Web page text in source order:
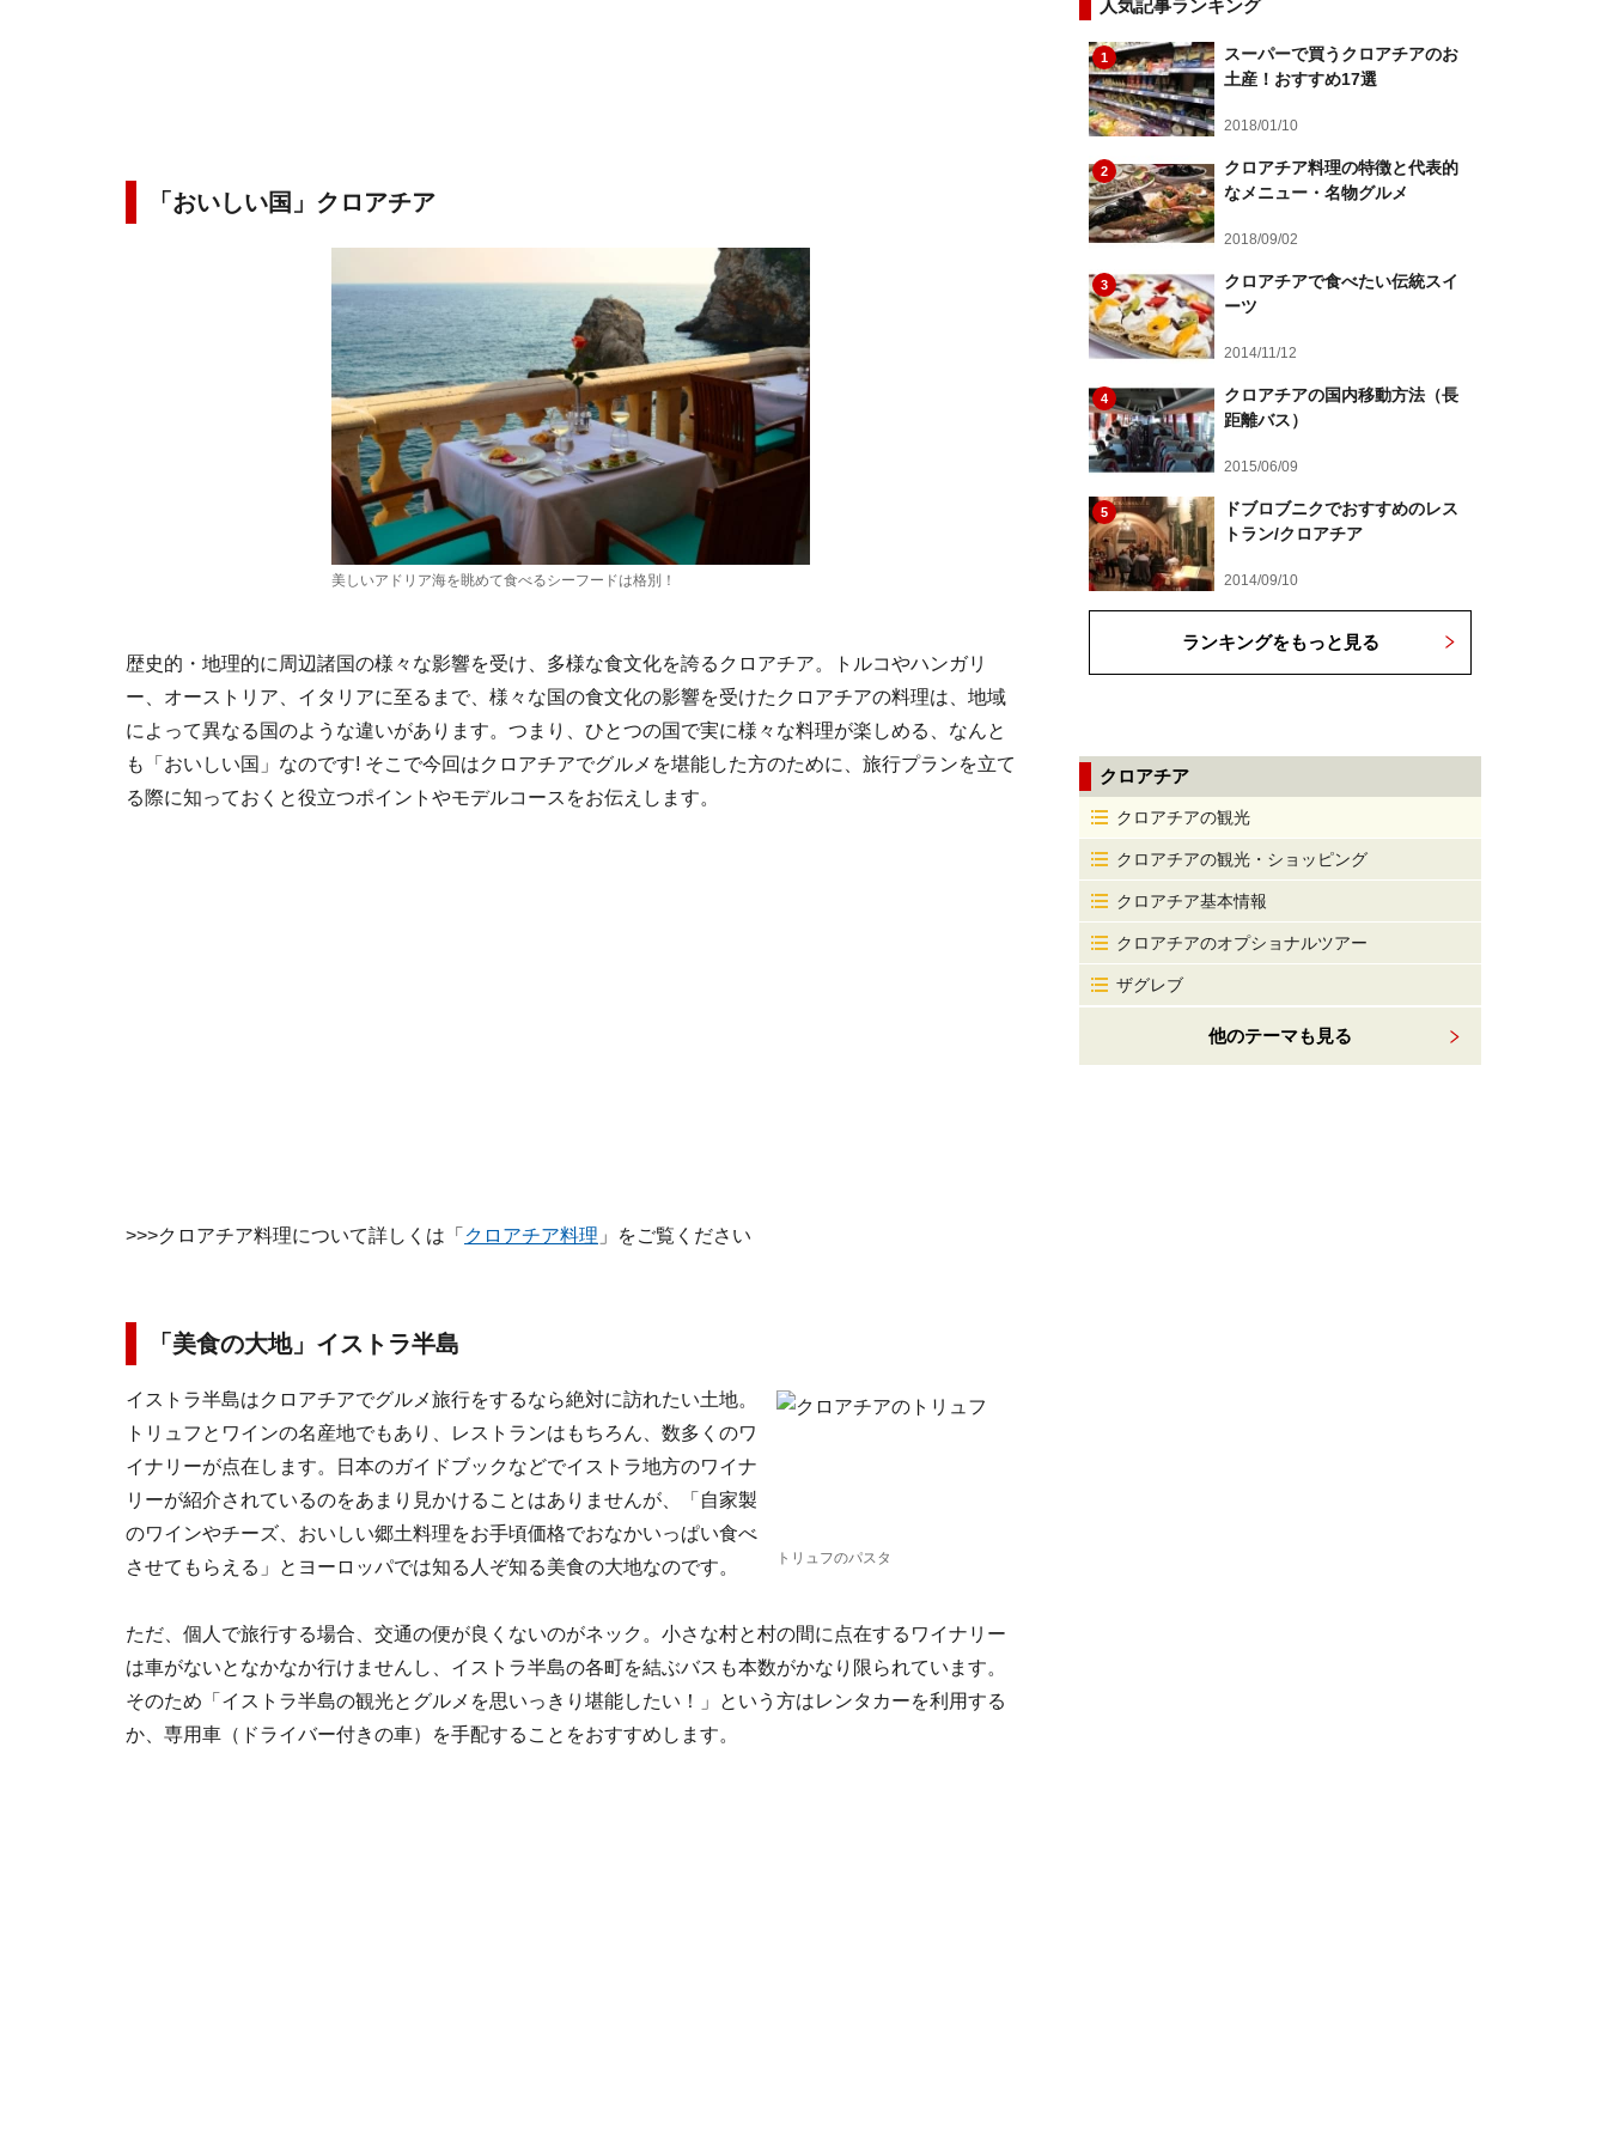
「おいしい国」クロアチア
美しいアドリア海を眺めて食べるシーフードは格別！
歴史的・地理的に周辺諸国の様々な影響を受け、多様な食文化を誇るクロアチア。トルコやハンガリ
ー、オーストリア、イタリアに至るまで、様々な国の食文化の影響を受けたクロアチアの料理は、地域
によって異なる国のような違いがあります。つまり、ひとつの国で実に様々な料理が楽しめる、なんと
も「おいしい国」なのです! そこで今回はクロアチアでグルメを堪能した方のために、旅行プランを立て
る際に知っておくと役立つポイントやモデルコースをお伝えします。
>>>クロアチア料理について詳しくは「 クロアチア料理 」をご覧ください
「美食の大地」イストラ半島
トリュフのパスタ
イストラ半島はクロアチアでグルメ旅行をするなら絶対に訪れたい土地。
トリュフとワインの名産地でもあり、レストランはもちろん、数多くのワ
イナリーが点在します。日本のガイドブックなどでイストラ地方のワイナ
リーが紹介されているのをあまり見かけることはありませんが、「自家製
のワインやチーズ、おいしい郷土料理をお手頃価格でおなかいっぱい食べ
させてもらえる」とヨーロッパでは知る人ぞ知る美食の大地なのです。
ただ、個人で旅行する場合、交通の便が良くないのがネック。小さな村と村の間に点在するワイナリー
は車がないとなかなか行けませんし、イストラ半島の各町を結ぶバスも本数がかなり限られています。
そのため「イストラ半島の観光とグルメを思いっきり堪能したい！」という方はレンタカーを利用する
か、専用車（ドライバー付きの車）を手配することをおすすめします。
人気記事ランキング
1
スーパーで買うクロアチアのお
土産！おすすめ17選
2018/01/10
2
クロアチア料理の特徴と代表的
なメニュー・名物グルメ
2018/09/02
3
クロアチアで食べたい伝統スイ
ーツ
2014/11/12
4
クロアチアの国内移動方法（長
距離バス）
2015/06/09
5
ドブロブニクでおすすめのレス
トラン/クロアチア
2014/09/10
ランキングをもっと見る
クロアチア
クロアチアの観光
クロアチアの観光・ショッピング
クロアチア基本情報
クロアチアのオプショナルツアー
ザグレブ
他のテーマも見る